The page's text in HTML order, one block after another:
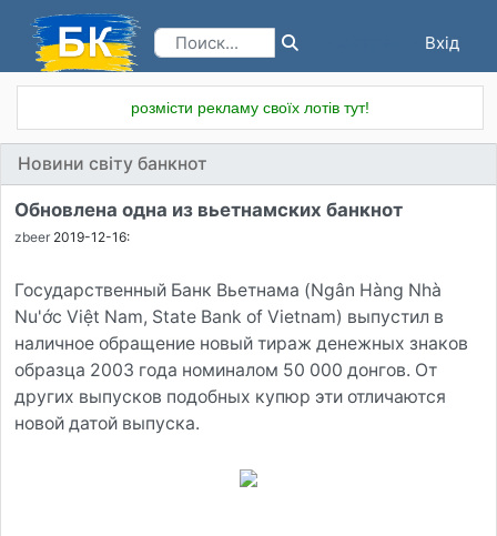
Вхід
розмісти рекламу своїх лотів тут!
Новини світу банкнот
Обновлена одна из вьетнамских банкнот
zbeer 2019-12-16:
Государственный Банк Вьетнама (Ngân Hàng Nhà
Nu'ớc Việt Nam, State Bank of Vietnam) выпустил в
наличное обращение новый тираж денежных знаков
образца 2003 года номиналом 50 000 донгов. От
других выпусков подобных купюр эти отличаются
новой датой выпуска.